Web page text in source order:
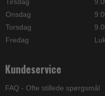
Onsdag
Torsdag
Fredag
Kundeservice
FAQ - Ofte stillede spørgsmål